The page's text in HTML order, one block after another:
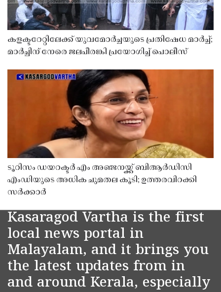
കളക്ടറേറ്റിലേക്ക് യുവമോർച്ചയുടെ പ്രതിഷേധ മാർച്ച്;
മാർച്ചിന് നേരെ ജലപീരങ്കി പ്രയോഗിച്ച് പൊലീസ്
ടൂറിസം ഡയറക്ടർ എം അഞ്ജനയ്ക്ക് ബിആർഡിസി
എംഡിയുടെ അധിക ചുമതല കൂടി; ഉത്തരവിറക്കി
സർക്കാർ
Kasaragod Vartha is the first
local news portal in
Malayalam, and it brings you
the latest updates from in
and around Kerala, especially